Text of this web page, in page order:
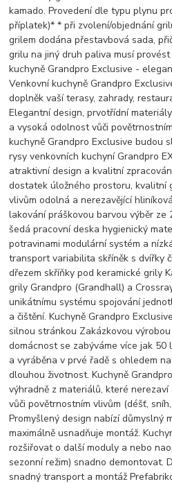
kamado. Provedení dle typu plynu
příplatek)* * při zvolení/objednání
grilem dodána přestavbová sada,
grilu na jiný druh paliva musí
kuchyně Grandpro Exclusive -
Venkovní kuchyně Grandpro
doplněk vaší terasy, zahrady,
Elegantní design, prvotřídní
a vysoká odolnost vůči
kuchyně Grandpro Exclusive budou
rysy venkovních kuchyní Grandpro
atraktivní design a kvalitní
dostatek úložného prostoru, kvalitní
vlivům odolná a nerezavějící
lakování práškovou barvou výběr
šedá pracovní deska hygienický
potravinami modulární systém a
transport variabilita skříněk s dvířky
dřezem skříňky pod keramické grily
grily Grandpro (Grandhall) a
unikátnímu systému spojování
a čištění. Kuchyně Grandpro
silnou stránkou Zakázkovou
domácnost se zabýváme více jak 50
a vyráběna v prvé řadě s ohledem
dlouhou životnost. Kuchyně
výhradně z materiálů, které
vůči povětrnostním vlivům (déšť,
Promyšlený design nabízí důmyslný
maximálně usnadňuje montáž.
rozšiřovat o další moduly a nebo
sezonní režim) snadno demontovat.
snadný transport a montáž